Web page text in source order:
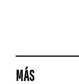
MÁS